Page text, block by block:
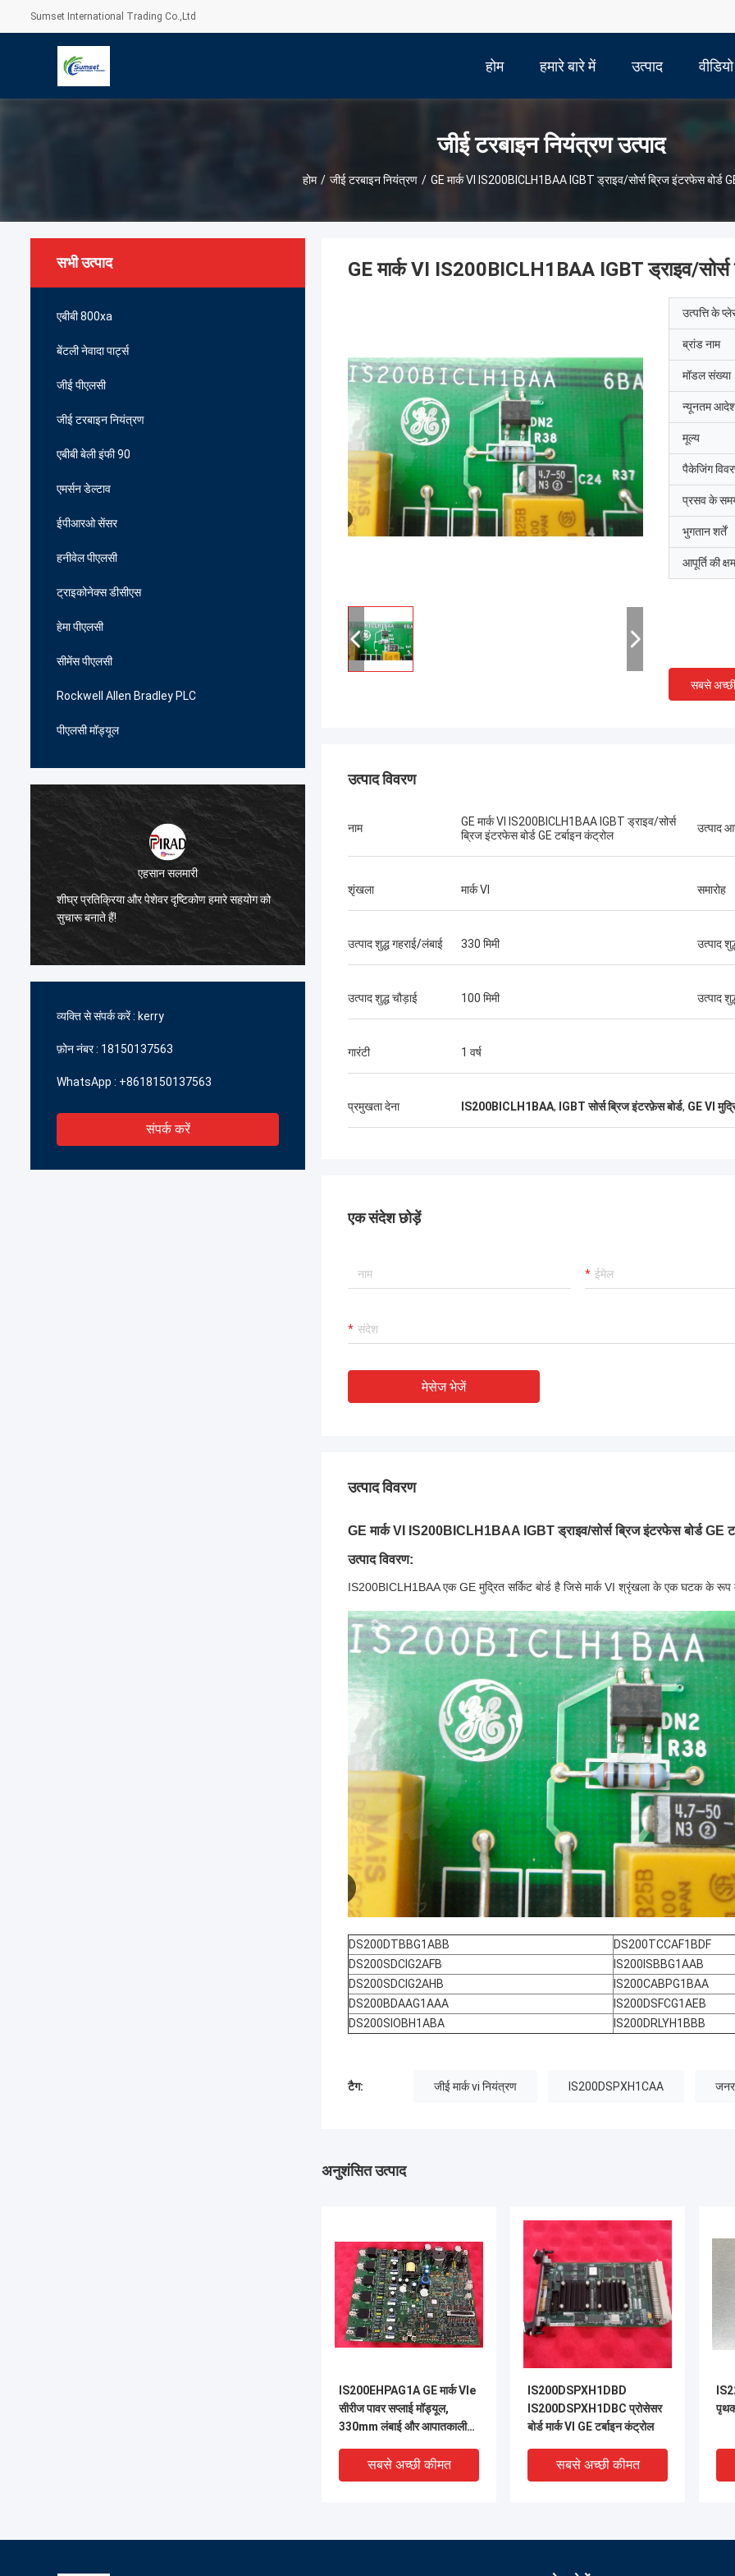
Sumset International Trading Co.,Ltd
होम हमारे बारे में उत्पाद वीडियो
जीई टरबाइन नियंत्रण उत्पाद
होम / जीई टरबाइन नियंत्रण / GE मार्क VI IS200BICLH1BAA IGBT ड्राइव/सोर्स ब्रिज इंटरफेस बोर्ड
सभी उत्पाद
एबीबी 800xa
बेंटली नेवादा पार्ट्स
जीई पीएलसी
जीई टरबाइन नियंत्रण
एबीबी बेली इंफी 90
एमर्सन डेल्टाव
ईपीआरओ सेंसर
हनीवेल पीएलसी
ट्राइकोनेक्स डीसीएस
हेमा पीएलसी
सीमेंस पीएलसी
Rockwell Allen Bradley PLC
पीएलसी मॉड्यूल
एहसान सलमारी
शीघ्र प्रतिक्रिया और पेशेवर दृष्टिकोण हमारे सहयोग को
सुचारू बनाते हैं!
हमें उच्च गुणवत्ता वाले और किफायती उत्पाद उपलब्ध कराने
व्यक्ति से संपर्क करें : kerry
फ़ोन नंबर : 18150137563
WhatsApp : +8618150137563
संपर्क करें
GE मार्क VI IS200BICLH1BAA IGBT ड्राइव/सोर्स
उत्पत्ति के
ब्रांड नाम
मॉडल संख्या
न्यूनतम आदेश
मूल्य
पैकेजिंग
प्रसव के
भुगतान शर्तें
आपूर्ति की
सबसे
उत्पाद विवरण
नाम
GE मार्क VI IS200BICLH1BAA IGBT ड्राइव/सोर्स
ब्रिज इंटरफेस बोर्ड GE टर्बाइन कंट्रोल
उत्पाद
शृंखला मार्क VI समारोह
उत्पाद शुद्ध गहराई/लंबाई 330 मिमी उत्पाद
उत्पाद शुद्ध चौड़ाई 100 मिमी उत्पाद
गारंटी 1 वर्ष
प्रमुखता देना IS200BICLH1BAA, IGBT सोर्स ब्रिज इंटरफ़ेस बोर्ड, GE VI
एक संदेश छोड़ें
मेसेज भेजें
उत्पाद विवरण
GE मार्क VI IS200BICLH1BAA IGBT ड्राइव/सोर्स ब्रिज इंटरफेस बोर्ड GE
उत्पाद विवरण:
IS200BICLH1BAA एक GE मुद्रित सर्किट बोर्ड है जिसे मार्क VI श्रृंखला के एक घटक के रूप में
DS200DTBBG1ABB
DS200TCCAF1BDF
DS200SDCIG2AFB
IS200ISBBG1AAB
DS200SDCIG2AHB
IS200CABPG1BAA
DS200BDAAG1AAA
IS200DSFCG1AEB
DS200SIOBH1ABA
IS200DRLYH1BBB
टैग: जीई मार्क vi नियंत्रण IS200DSPXH1CAA
अनुशंसित उत्पाद
IS200EHPAG1A GE मार्क VIe
सीरीज पावर सप्लाई मॉड्यूल,
330mm लंबाई और आपातकालीन
बैटरी बैकअप के साथ
सबसे अच्छी कीमत
IS200DSPXH1DBD
IS200DSPXH1DBC प्रोसेसर
बोर्ड मार्क VI GE टर्बाइन कंट्रोल
सबसे अच्छी कीमत